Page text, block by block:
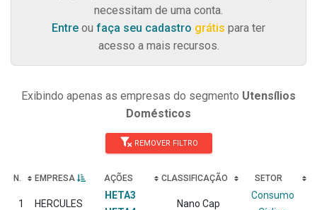
necessitam de uma conta.
Entre ou faça seu cadastro grátis para ter
acesso a mais recursos.
Exibindo apenas as empresas do segmento Utensílios
Domésticos
REMOVER FILTRO
N. EMPRESA AÇÕES CLASSIFICAÇÃO SETOR
1 HERCULES
HETA3
Nano Cap
Consumo